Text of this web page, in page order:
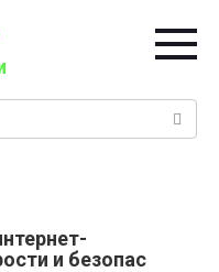
и безопас